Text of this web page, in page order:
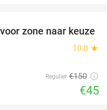
70%
zone naar keuze
10.0 star
Regulier €150
€45